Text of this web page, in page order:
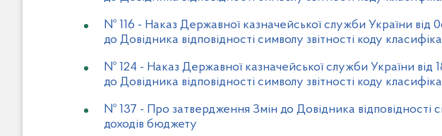
№ 116 - Наказ Державної казначейської служби України від
до Довідника відповідності символу звітності коду
№ 124 - Наказ Державної казначейської служби України
до Довідника відповідності символу звітності коду
№ 137 - Про затвердження Змін до Довідника відповідності
доходів бюджету